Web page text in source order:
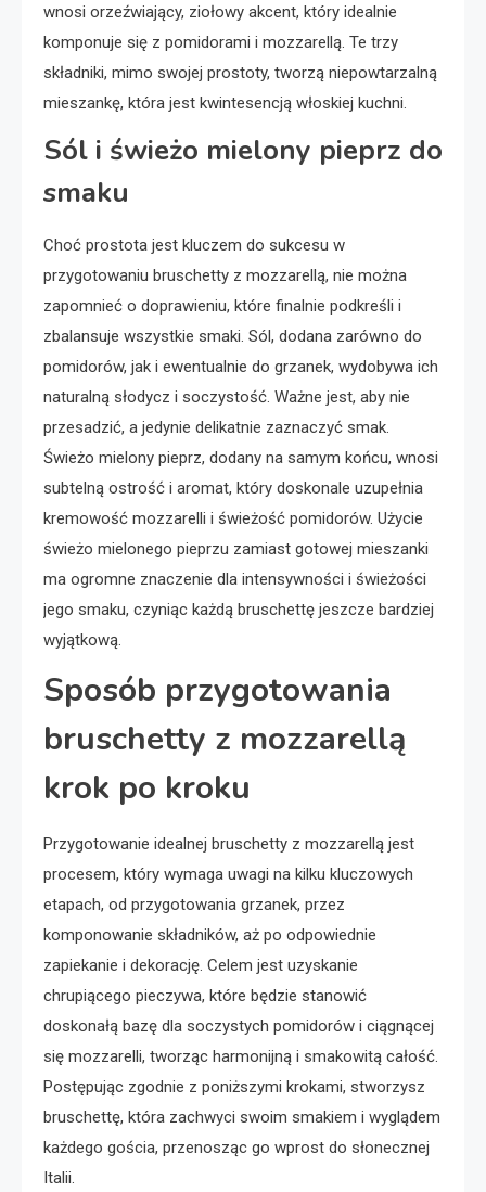
wnosi orzeźwiający, ziołowy akcent, który idealnie
komponuje się z pomidorami i mozzarellą. Te trzy
składniki, mimo swojej prostoty, tworzą niepowtarzalną
mieszankę, która jest kwintesencją włoskiej kuchni.
Sól i świeżo mielony pieprz do
smaku
Choć prostota jest kluczem do sukcesu w
przygotowaniu bruschetty z mozzarellą, nie można
zapomnieć o doprawieniu, które finalnie podkreśli i
zbalansuje wszystkie smaki. Sól, dodana zarówno do
pomidorów, jak i ewentualnie do grzanek, wydobywa ich
naturalną słodycz i soczystość. Ważne jest, aby nie
przesadzić, a jedynie delikatnie zaznaczyć smak.
Świeżo mielony pieprz, dodany na samym końcu, wnosi
subtelną ostrość i aromat, który doskonale uzupełnia
kremowość mozzarelli i świeżość pomidorów. Użycie
świeżo mielonego pieprzu zamiast gotowej mieszanki
ma ogromne znaczenie dla intensywności i świeżości
jego smaku, czyniąc każdą bruschettę jeszcze bardziej
wyjątkową.
Sposób przygotowania
bruschetty z mozzarellą
krok po kroku
Przygotowanie idealnej bruschetty z mozzarellą jest
procesem, który wymaga uwagi na kilku kluczowych
etapach, od przygotowania grzanek, przez
komponowanie składników, aż po odpowiednie
zapiekanie i dekorację. Celem jest uzyskanie
chrupiącego pieczywa, które będzie stanowić
doskonałą bazę dla soczystych pomidorów i ciągnącej
się mozzarelli, tworząc harmonijną i smakowitą całość.
Postępując zgodnie z poniższymi krokami, stworzysz
bruschettę, która zachwyci swoim smakiem i wyglądem
każdego gościa, przenosząc go wprost do słonecznej
Italii.